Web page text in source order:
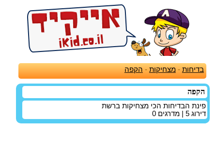
בדיחות -מצחיקות - הקפה
הקפה
פינת הבדיחות הכי מצחיקות ברשת
דירוג 5 | מדרגים 0